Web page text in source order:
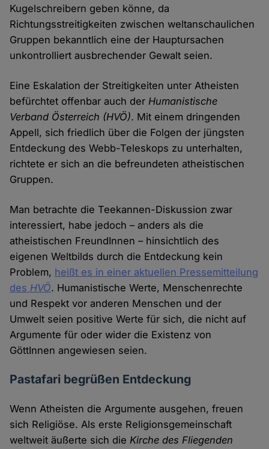
Kugelschreibern geben könne, da
Richtungsstreitigkeiten zwischen weltanschaulichen
Gruppen bekanntlich eine der Hauptursachen
unkontrolliert ausbrechender Gewalt seien.
Eine Eskalation der Streitigkeiten unter Atheisten
befürchtet offenbar auch derHumanistische
Verband Österreich (HVÖ). Mit einem dringenden
Appell, sich friedlich über die Folgen der jüngsten
Entdeckung des Webb-Teleskops zu unterhalten,
richtete er sich an die befreundeten atheistischen
Gruppen.
Man betrachte die Teekannen-Diskussion zwar
interessiert, habe jedoch – anders als die
atheistischen FreundInnen – hinsichtlich des
eigenen Weltbilds durch die Entdeckung kein
Problem, heißt es in einer aktuellen Pressemitteilung
des HVÖ. Humanistische Werte, Menschenrechte
und Respekt vor anderen Menschen und der
Umwelt seien positive Werte für sich, die nicht auf
Argumente für oder wider die Existenz von
GöttInnen angewiesen seien.
Pastafari begrüßen Entdeckung
Wenn Atheisten die Argumente ausgehen, freuen
sich Religiöse. Als erste Religionsgemeinschaft
weltweit äußerte sich dieKirche des Fliegenden